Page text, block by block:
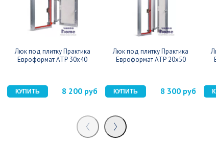
Люк под плитку Практика
Евроформат АТР 30x40
8 200 руб
Люк под плитку Практика
Евроформат АТР 20x50
8 300 руб